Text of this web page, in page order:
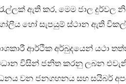
ඇති කර, මෙම ජාල දුර්වල
හෝ සැපයුම් ස්ථාන ඇති
ආර්ථික අර්බුදයෙන් යථා
විසින් ජනිත කරනු ලබන
වන ජනගහනය සහ සයිබර්